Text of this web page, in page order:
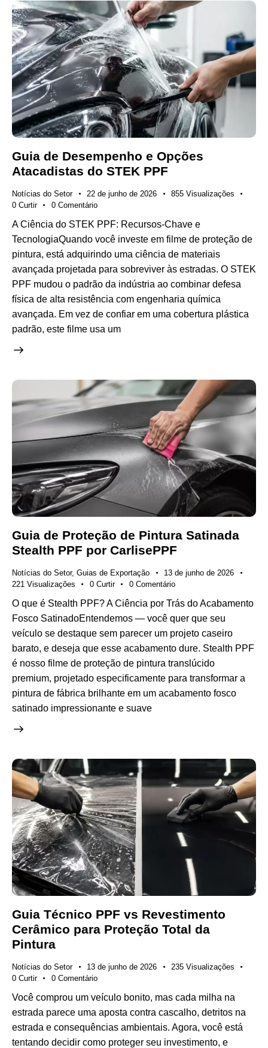
Guia de Desempenho e Opções
Atacadistas do STEK PPF
Notícias do Setor 22 de junho de 2026 855 Visualizações
0 Curtir 0 Comentário
A Ciência do STEK PPF: Recursos-Chave e
TecnologiaQuando você investe em filme de proteção de
pintura, está adquirindo uma ciência de materiais
avançada projetada para sobreviver às estradas. O STEK
PPF mudou o padrão da indústria ao combinar defesa
física de alta resistência com engenharia química
avançada. Em vez de confiar em uma cobertura plástica
padrão, este filme usa um
Guia de Proteção de Pintura Satinada
Stealth PPF por CarlisePPF
Notícias do Setor, Guias de Exportação
13 de junho de 2026
221 Visualizações 0 Curtir 0 Comentário
O que é Stealth PPF? A Ciência por Trás do Acabamento
Fosco SatinadoEntendemos — você quer que seu
veículo se destaque sem parecer um projeto caseiro
barato, e deseja que esse acabamento dure. Stealth PPF
é nosso filme de proteção de pintura translúcido
premium, projetado especificamente para transformar a
pintura de fábrica brilhante em um acabamento fosco
satinado impressionante e suave
Guia Técnico PPF vs Revestimento
Cerâmico para Proteção Total da
Pintura
Notícias do Setor 13 de junho de 2026 235 Visualizações
0 Curtir 0 Comentário
Você comprou um veículo bonito, mas cada milha na
estrada parece uma aposta contra cascalho, detritos na
estrada e consequências ambientais. Agora, você está
tentando decidir como proteger seu investimento, e